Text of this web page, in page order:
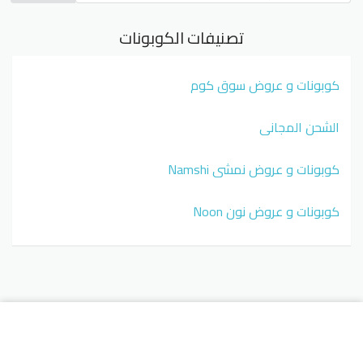
تصنيفات الكوبونات
كوبونات و عروض سوق كوم
الشحن المجاني
كوبونات و عروض نمشي Namshi
كوبونات و عروض نون Noon